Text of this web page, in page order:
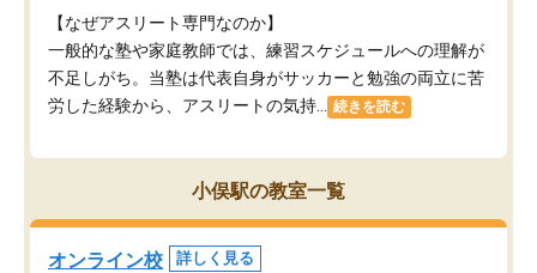
【なぜアスリート専門なのか】
一般的な塾や家庭教師では、練習スケジュールへの理解が
不足しがち。当塾は代表自身がサッカーと勉強の両立に苦
労した経験から、アスリートの気持...
続きを読む
小俣駅の教室一覧
オンライン校 詳しく見る